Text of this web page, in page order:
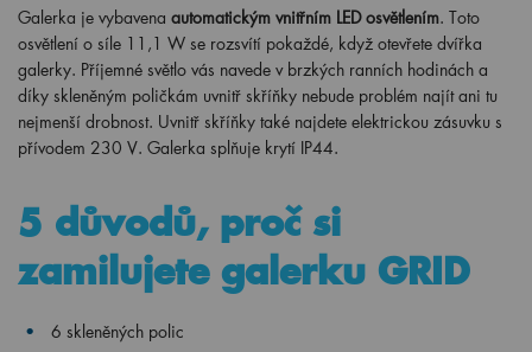
Galerka je vybavena automatickým vnitřním LED osvětlením. Toto
osvětlení o síle 11,1 W se rozsvítí pokaždé, když otevřete dvířka
galerky. Příjemné světlo vás navede v brzkých ranních hodinách a
díky skleněným poličkám uvnitř skříňky nebude problém najít ani tu
nejmenší drobnost. Uvnitř skříňky také najdete elektrickou zásuvku s
přívodem 230 V. Galerka splňuje krytí IP44.
5 důvodů, proč si
zamilujete galerku GRID
6 skleněných polic